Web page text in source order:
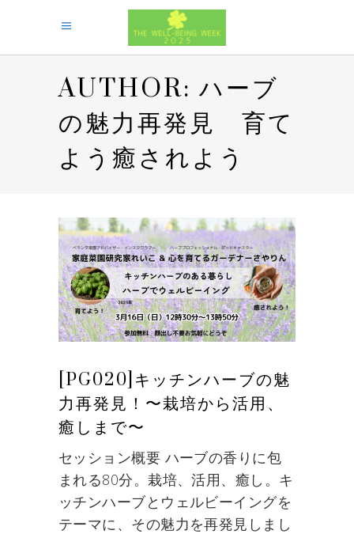
AUTHOR: ハーブ
の魅力再発見 育て
よう癒されよう
[PG020]キッチンハーブの魅
力再発見！〜栽培から活用、
癒しまで〜
セッション概要 ハーブの香りに包
まれる80分。栽培、活用、癒し。キ
ッチンハーブとウェルビーイングを
テーマに、その魅力を再発見しまし